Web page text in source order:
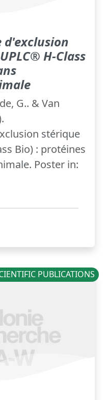
H-Class
G.. & Van
stérique
Bio) : protéines
Poster in:
PUBLICATIONS